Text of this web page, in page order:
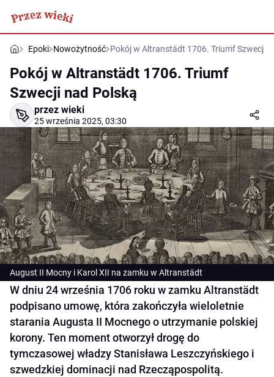
Epoki Nowożytność Pokój w Altranstädt 1706. Triumf Szwecji
Pokój w Altranstädt 1706. Triumf
Szwecji nad Polską
przez wieki
25 września 2025, 03:30
August II Mocny i Karol XII na zamku w Altranstädt
W dniu 24 września 1706 roku w zamku Altranstädt
podpisano umowę, która zakończyła wieloletnie
starania Augusta II Mocnego o utrzymanie polskiej
korony. Ten moment otworzył drogę do
tymczasowej władzy Stanisława Leszczyńskiego i
szwedzkiej dominacji nad Rzecząpospolitą.